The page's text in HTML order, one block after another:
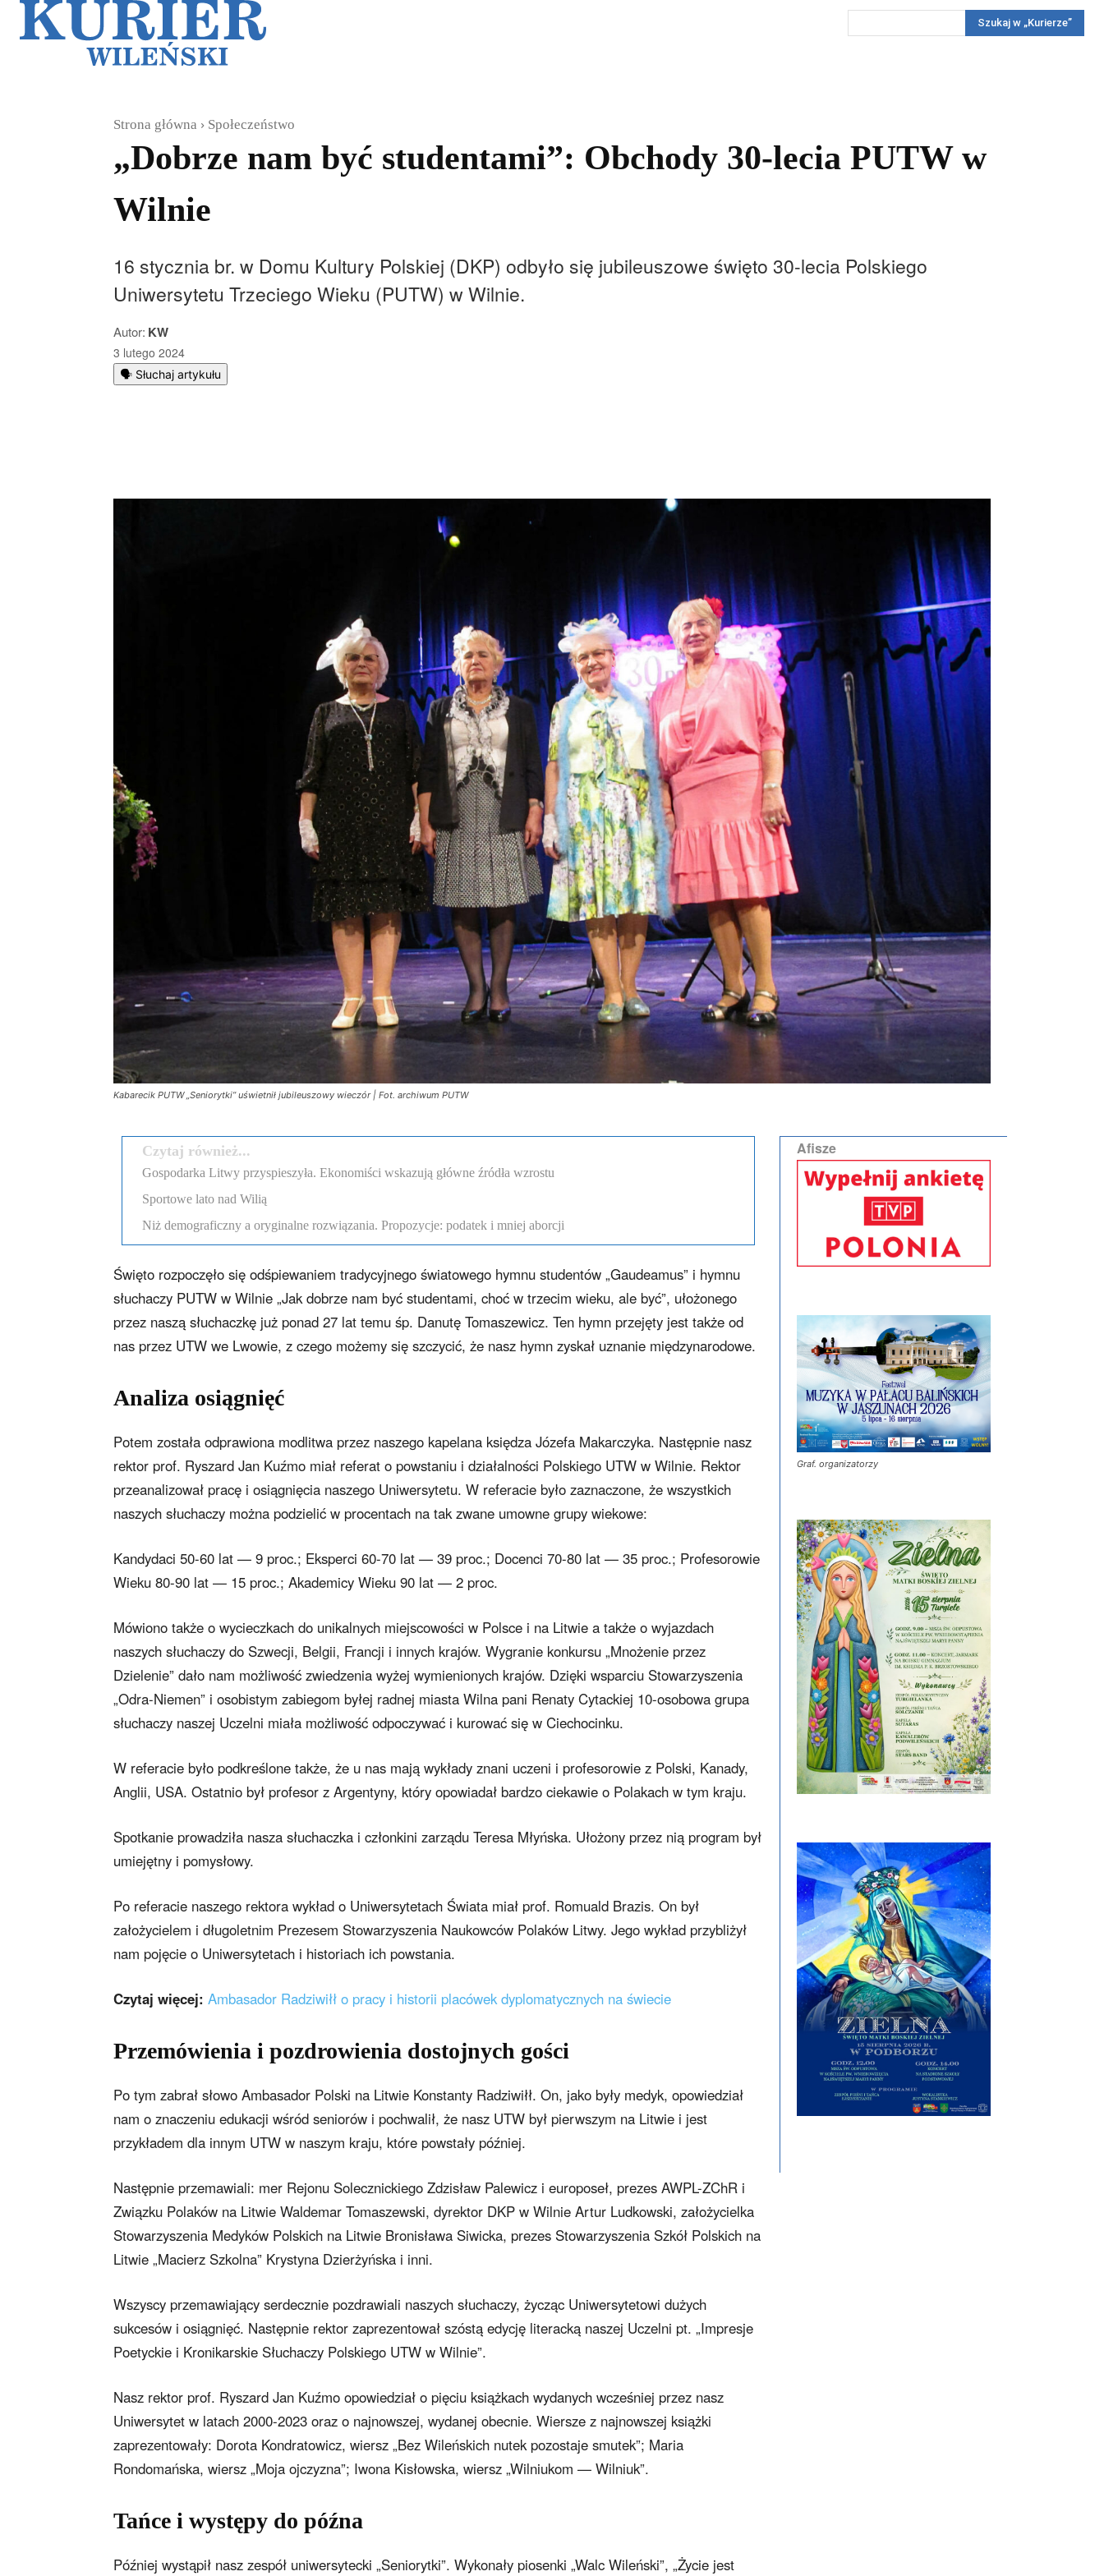
Reportaż KonkursyWięcej
Szukaj w „Kurierze”
Strona główna Społeczeństwo
„Dobrze nam być studentami”: Obchody 30-lecia PUTW w
Wilnie
16 stycznia br. w Domu Kultury Polskiej (DKP) odbyło się jubileuszowe święto 30-lecia Polskiego
Uniwersytetu Trzeciego Wieku (PUTW) w Wilnie.
Autor: KW
3 lutego 2024
🗣️ Słuchaj artykułu
Kabarecik PUTW „Seniorytki” uświetnił jubileuszowy wieczór | Fot. archiwum PUTW
Czytaj również...
Gospodarka Litwy przyspieszyła. Ekonomiści wskazują główne źródła wzrostu
Sportowe lato nad Wilią
Niż demograficzny a oryginalne rozwiązania. Propozycje: podatek i mniej aborcji
Święto rozpoczęło się odśpiewaniem tradycyjnego światowego hymnu studentów „Gaudeamus” i hymnu
słuchaczy PUTW w Wilnie „Jak dobrze nam być studentami, choć w trzecim wieku, ale być”, ułożonego
przez naszą słuchaczkę już ponad 27 lat temu śp. Danutę Tomaszewicz. Ten hymn przejęty jest także od
nas przez UTW we Lwowie, z czego możemy się szczycić, że nasz hymn zyskał uznanie międzynarodowe.
Analiza osiągnięć
Potem została odprawiona modlitwa przez naszego kapelana księdza Józefa Makarczyka. Następnie nasz
rektor prof. Ryszard Jan Kuźmo miał referat o powstaniu i działalności Polskiego UTW w Wilnie. Rektor
przeanalizował pracę i osiągnięcia naszego Uniwersytetu. W referacie było zaznaczone, że wszystkich
naszych słuchaczy można podzielić w procentach na tak zwane umowne grupy wiekowe:
Kandydaci 50-60 lat — 9 proc.; Eksperci 60-70 lat — 39 proc.; Docenci 70-80 lat — 35 proc.; Profesorowie
Wieku 80-90 lat — 15 proc.; Akademicy Wieku 90 lat — 2 proc.
Mówiono także o wycieczkach do unikalnych miejscowości w Polsce i na Litwie a także o wyjazdach
naszych słuchaczy do Szwecji, Belgii, Francji i innych krajów. Wygranie konkursu „Mnożenie przez
Dzielenie” dało nam możliwość zwiedzenia wyżej wymienionych krajów. Dzięki wsparciu Stowarzyszenia
„Odra-Niemen” i osobistym zabiegom byłej radnej miasta Wilna pani Renaty Cytackiej 10-osobowa grupa
słuchaczy naszej Uczelni miała możliwość odpoczywać i kurować się w Ciechocinku.
W referacie było podkreślone także, że u nas mają wykłady znani uczeni i profesorowie z Polski, Kanady,
Anglii, USA. Ostatnio był profesor z Argentyny, który opowiadał bardzo ciekawie o Polakach w tym kraju.
Spotkanie prowadziła nasza słuchaczka i członkini zarządu Teresa Młyńska. Ułożony przez nią program był
umiejętny i pomysłowy.
Po referacie naszego rektora wykład o Uniwersytetach Świata miał prof. Romuald Brazis. On był
założycielem i długoletnim Prezesem Stowarzyszenia Naukowców Polaków Litwy. Jego wykład przybliżył
nam pojęcie o Uniwersytetach i historiach ich powstania.
Czytaj więcej: Ambasador Radziwiłł o pracy i historii placówek dyplomatycznych na świecie
Przemówienia i pozdrowienia dostojnych gości
Po tym zabrał słowo Ambasador Polski na Litwie Konstanty Radziwiłł. On, jako były medyk, opowiedział
nam o znaczeniu edukacji wśród seniorów i pochwalił, że nasz UTW był pierwszym na Litwie i jest
przykładem dla innym UTW w naszym kraju, które powstały później.
Następnie przemawiali: mer Rejonu Solecznickiego Zdzisław Palewicz i europoseł, prezes AWPL-ZChR i
Związku Polaków na Litwie Waldemar Tomaszewski, dyrektor DKP w Wilnie Artur Ludkowski, założycielka
Stowarzyszenia Medyków Polskich na Litwie Bronisława Siwicka, prezes Stowarzyszenia Szkół Polskich na
Litwie „Macierz Szkolna” Krystyna Dzierżyńska i inni.
Wszyscy przemawiający serdecznie pozdrawiali naszych słuchaczy, życząc Uniwersytetowi dużych
sukcesów i osiągnięć. Następnie rektor zaprezentował szóstą edycję literacką naszej Uczelni pt. „Impresje
Poetyckie i Kronikarskie Słuchaczy Polskiego UTW w Wilnie”.
Nasz rektor prof. Ryszard Jan Kuźmo opowiedział o pięciu książkach wydanych wcześniej przez nasz
Uniwersytet w latach 2000-2023 oraz o najnowszej, wydanej obecnie. Wiersze z najnowszej książki
zaprezentowały: Dorota Kondratowicz, wiersz „Bez Wileńskich nutek pozostaje smutek”; Maria
Rondomańska, wiersz „Moja ojczyzna”; Iwona Kisłowska, wiersz „Wilniukom — Wilniuk”.
Tańce i występy do późna
Później wystąpił nasz zespół uniwersytecki „Seniorytki”. Wykonały piosenki „Walc Wileński”, „Życie jest
Afisze
Graf. organizatorzy